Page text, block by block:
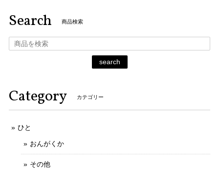
Search 商品検索
search
Category カテゴリー
ひと
おんがくか
その他